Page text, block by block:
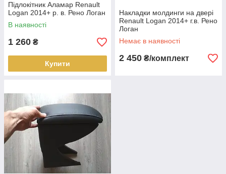
Підлокітник Аламар Renault
Logan 2014+ р. в. Рено Логан
В наявності
1 260 ₴
Купити
Накладки молдинги на двері
Renault Logan 2014+ г.в. Рено
Логан
Немає в наявності
2 450 ₴/комплект